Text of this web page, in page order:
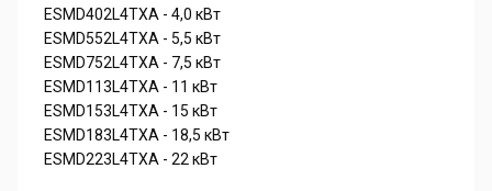
ESMD402L4TXA - 4,0 кВт
ESMD552L4TXA - 5,5 кВт
ESMD752L4TXA - 7,5 кВт
ESMD113L4TXA - 11 кВт
ESMD153L4TXA - 15 кВт
ESMD183L4TXA - 18,5 кВт
ESMD223L4TXA - 22 кВт